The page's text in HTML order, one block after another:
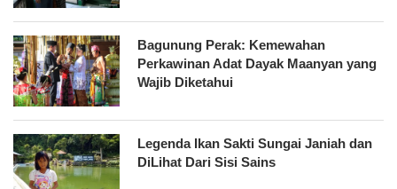
Bagunung Perak: Kemewahan
Perkawinan Adat Dayak Maanyan yang
Wajib Diketahui
Legenda Ikan Sakti Sungai Janiah dan
DiLihat Dari Sisi Sains